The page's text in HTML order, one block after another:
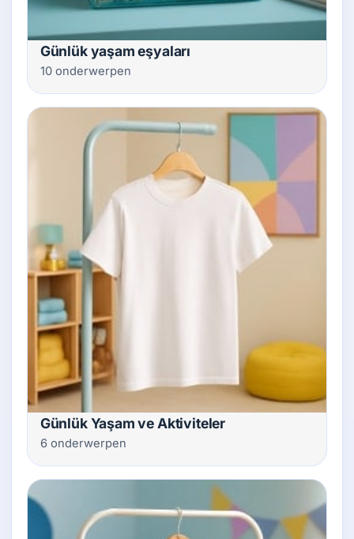
Günlük yaşam eşyaları
10 onderwerpen
Günlük Yaşam ve Aktiviteler
6 onderwerpen